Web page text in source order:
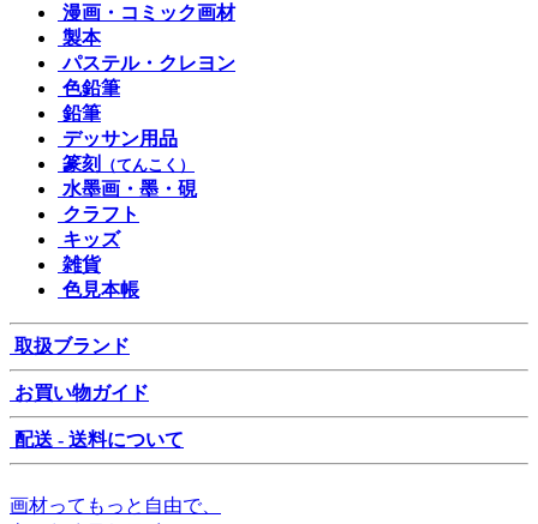
漫画・コミック画材
製本
パステル・クレヨン
色鉛筆
鉛筆
デッサン用品
篆刻
（てんこく）
水墨画・墨・硯
クラフト
キッズ
雑貨
色見本帳
取扱ブランド
お買い物ガイド
配送 - 送料について
画材ってもっと自由で、